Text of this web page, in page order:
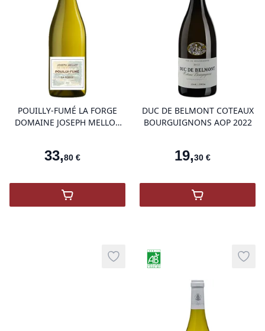
POUILLY-FUMÉ LA FORGE
DOMAINE JOSEPH MELLOT
33,80 €
product variant items in cart, view
,POUILLY-FUMÉ LA FORGE DOMAINE
DUC DE BELMONT COTEAUX
BOURGUIGNONS AOP 2022
19,30 €
,Duc De
Add to wishlist
Agriculture Biologique
Add